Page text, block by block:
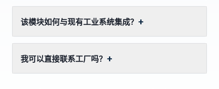
该模块如何与现有工业系统集成？
我可以直接联系工厂吗？